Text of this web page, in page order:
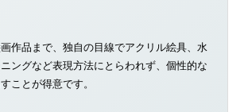
作品まで、独自の目線でアクリル絵具、水
ングなど表現方法にとらわれず、個性的な
ことが得意です。